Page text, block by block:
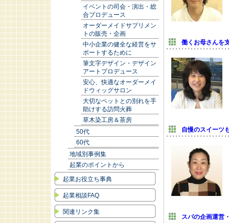
働くお母さんを
自慢のスイーツ
スパの企画運営
イベントの司会・演出・総
合プロデュース
オーダーメイドサプリメン
トの販売・企画
中小企業の健全な経営をサ
ポートするために
筆文字デザイン・デザイン
アートプロデュース
安心、快適なオーダーメイ
ドウィッグサロン
大切なペットとの別れを手
助けする訪問火葬
草木染工房＆茶房
50代
60代
地域別事例集
起業のポイントから
起業お役立ち事典
起業相談FAQ
関連リンク集